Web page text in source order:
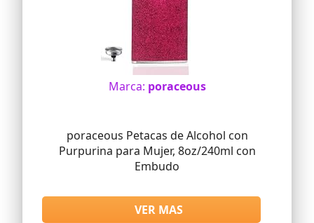
Marca: poraceous
poraceous Petacas de Alcohol con
Purpurina para Mujer, 8oz/240ml con
Embudo
VER MAS